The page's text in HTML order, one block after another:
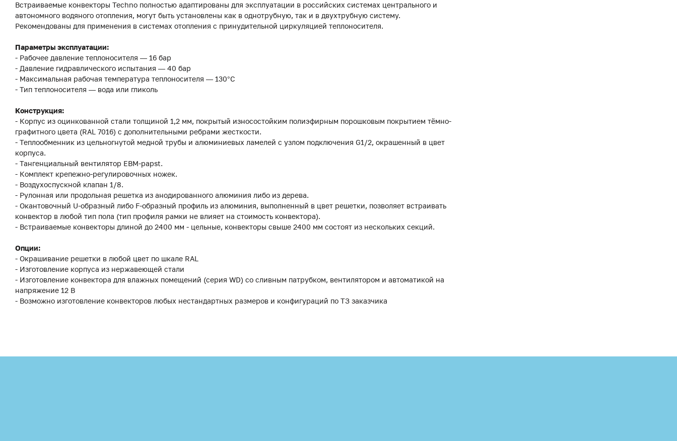
Встраиваемые конвекторы Techno полностью адаптированы для эксплуатации в российских системах центрального и
автономного водяного отопления, могут быть установлены как в однотрубную, так и в двухтрубную систему.
Рекомендованы для применения в системах отопления с принудительной циркуляцией теплоносителя.
Параметры эксплуатации:
- Рабочее давление теплоносителя — 16 бар
- Давление гидравлического испытания — 40 бар
- Максимальная рабочая температура теплоносителя — 130°С
- Тип теплоносителя — вода или гликоль
Конструкция:
- Корпус из оцинкованной стали толщиной 1,2 мм, покрытый износостойким полиэфирным порошковым покрытием тёмно-
графитного цвета (RAL 7016) с дополнительными ребрами жесткости.
- Теплообменник из цельногнутой медной трубы и алюминиевых ламелей с узлом подключения G1/2, окрашенный в цвет
корпуса.
- Тангенциальный вентилятор EBM-papst.
- Комплект крепежно-регулировочных ножек.
- Воздухоспускной клапан 1/8.
- Рулонная или продольная решетка из анодированного алюминия либо из дерева.
- Окантовочный U-образный либо F-образный профиль из алюминия, выполненный в цвет решетки, позволяет встраивать
конвектор в любой тип пола (тип профиля рамки не влияет на стоимость конвектора).
- Встраиваемые конвекторы длиной до 2400 мм - цельные, конвекторы свыше 2400 мм состоят из нескольких секций.
Опции:
- Окрашивание решетки в любой цвет по шкале RAL
- Изготовление корпуса из нержавеющей стали
- Изготовление конвектора для влажных помещений (серия WD) со сливным патрубком, вентилятором и автоматикой на
напряжение 12 В
- Возможно изготовление конвекторов любых нестандартных размеров и конфигураций по ТЗ заказчика